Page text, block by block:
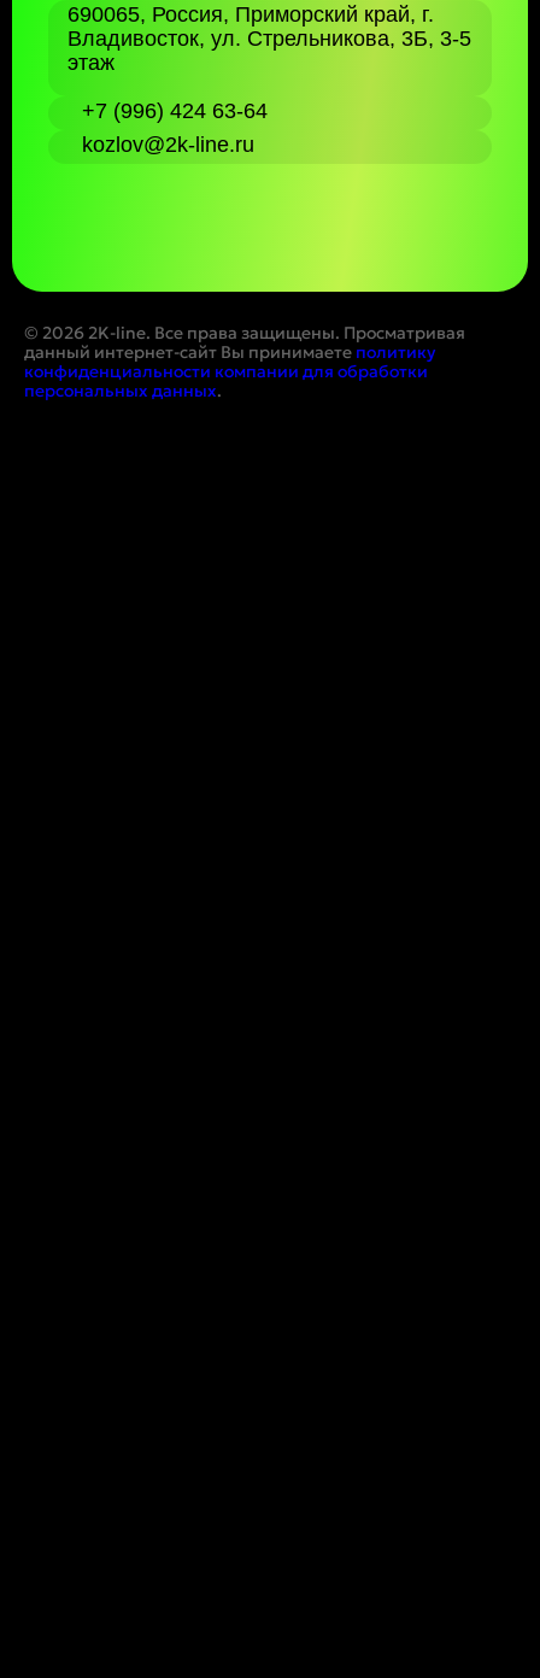
690065, Россия, Приморский край, г.
Владивосток, ул. Стрельникова, 3Б, 3-5
этаж
+7 (996) 424 63-64
kozlov@2k-line.ru
© 2026 2K-line. Все права защищены. Просматривая
данный интернет-сайт Вы принимаете политику
конфиденциальности компании для обработки
персональных данных.